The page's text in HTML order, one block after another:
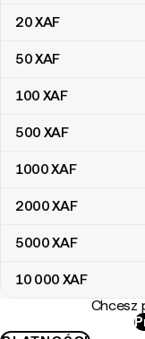
20XAF
50XAF
100 XAF
500 XAF
1000XAF
2000XAF
5000XAF
10 000 XAF
Chcesz